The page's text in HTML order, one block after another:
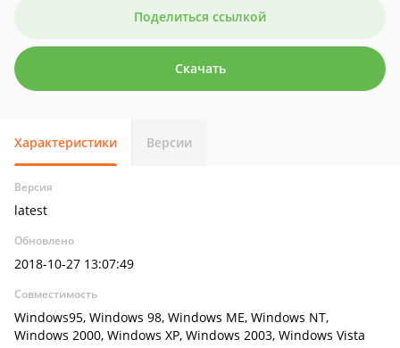
Поделиться ссылкой
Скачать
Характеристики Версии
Версия
latest
Обновлено
2018-10-27 13:07:49
Совместимость
Windows95, Windows 98, Windows ME, Windows NT,
Windows 2000, Windows XP, Windows 2003, Windows Vista